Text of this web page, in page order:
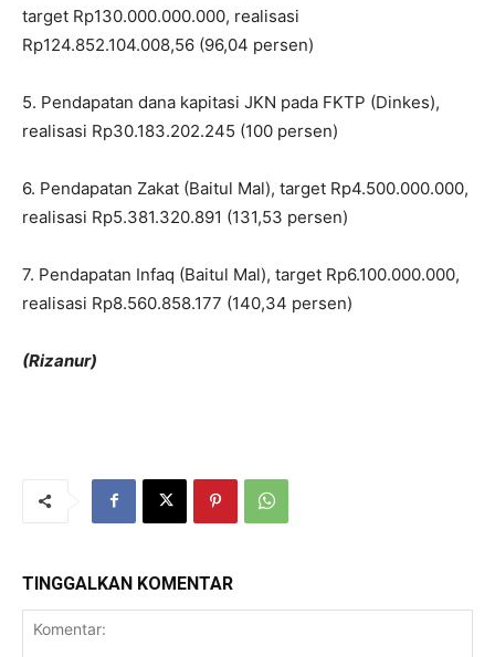
target Rp130.000.000.000, realisasi
Rp124.852.104.008,56 (96,04 persen)
5. Pendapatan dana kapitasi JKN pada FKTP (Dinkes),
realisasi Rp30.183.202.245 (100 persen)
6. Pendapatan Zakat (Baitul Mal), target Rp4.500.000.000,
realisasi Rp5.381.320.891 (131,53 persen)
7. Pendapatan Infaq (Baitul Mal), target Rp6.100.000.000,
realisasi Rp8.560.858.177 (140,34 persen)
(Rizanur)
TINGGALKAN KOMENTAR